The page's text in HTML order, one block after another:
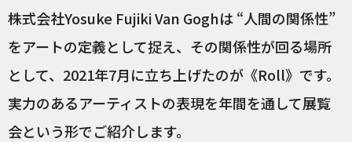
株式会社Yosuke Fujiki Van Goghは “人間の関係性”
をアートの定義として捉え、その関係性が回る場所
として、2021年7月に立ち上げたのが《Roll》です。
実力のあるアーティストの表現を年間を通して展覧
会という形でご紹介します。